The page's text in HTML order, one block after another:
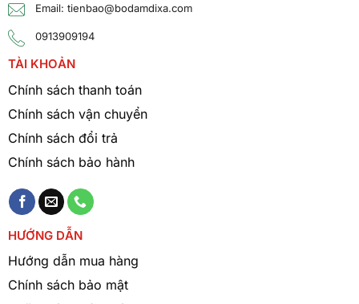
Email: tienbao@bodamdixa.com
0913909194
TÀI KHOẢN
Chính sách thanh toán
Chính sách vận chuyển
Chính sách đổi trả
Chính sách bảo hành
HƯỚNG DẪN
Hướng dẫn mua hàng
Chính sách bảo mật